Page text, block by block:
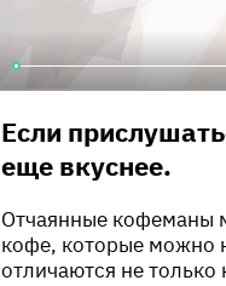
Если
еще вкуснее.
Отчаянные кофеманы
кофе, которые можно
отличаются не